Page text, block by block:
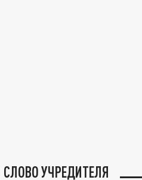
СЛОВО УЧРЕДИТЕЛЯ